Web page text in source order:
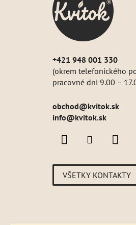
+421 948 001 330
(okrem telefonického
pracovné dni 9.00 –
obchod@kvitok.sk
info@kvitok.sk
VŠETKY KONTAKTY